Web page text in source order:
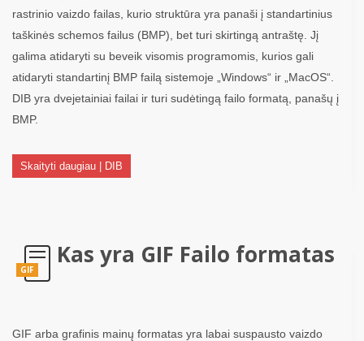
rastrinio vaizdo failas, kurio struktūra yra panaši į standartinius
taškinės schemos failus (BMP), bet turi skirtingą antraštę. Jį
galima atidaryti su beveik visomis programomis, kurios gali
atidaryti standartinį BMP failą sistemoje „Windows“ ir „MacOS“.
DIB yra dvejetainiai failai ir turi sudėtingą failo formatą, panašų į
BMP.
Skaityti daugiau | DIB
GIF
Kas yra GIF Failo formatas
GIF arba grafinis mainų formatas yra labai suspausto vaizdo